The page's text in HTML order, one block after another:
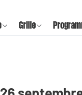
Grille